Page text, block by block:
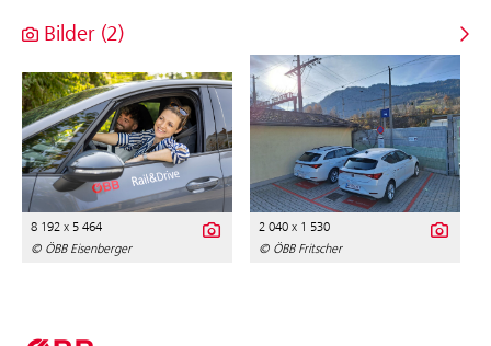
Bilder (2)
8 192 x 5 464
© ÖBB Eisenberger
2 040 x 1 530
© ÖBB Fritscher